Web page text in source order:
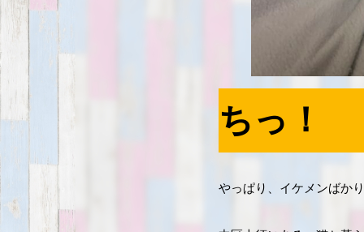
ちっ！
やっぱり、イケメンばか